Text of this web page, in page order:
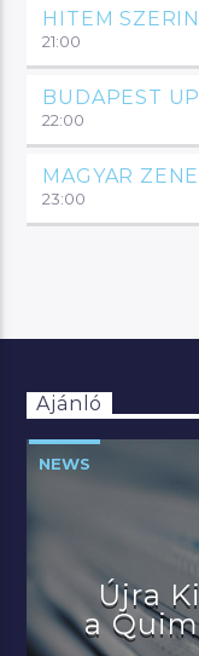
HITEM
21:00
BUDAPEST
22:00
MAGYAR
23:00
Ajánló
NEWS
Újra
a